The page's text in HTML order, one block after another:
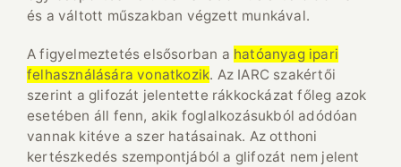
és a váltott műszakban végzett munkával.
A figyelmeztetés elsősorban a hatóanyag ipari
felhasználására vonatkozik. Az IARC szakértői
szerint a glifozát jelentette rákkockázat főleg azok
esetében áll fenn, akik foglalkozásukból adódóan
vannak kitéve a szer hatásainak. Az otthoni
kertészkedés szempontjából a glifozát nem jelent